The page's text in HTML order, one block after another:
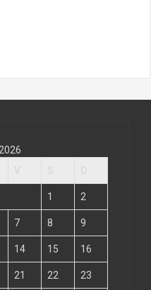
1 2
7 8 9
14 15 16
21 22 23